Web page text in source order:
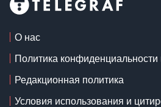
О нас
Политика конфиденциальности
Редакционная политика
Условия использования и